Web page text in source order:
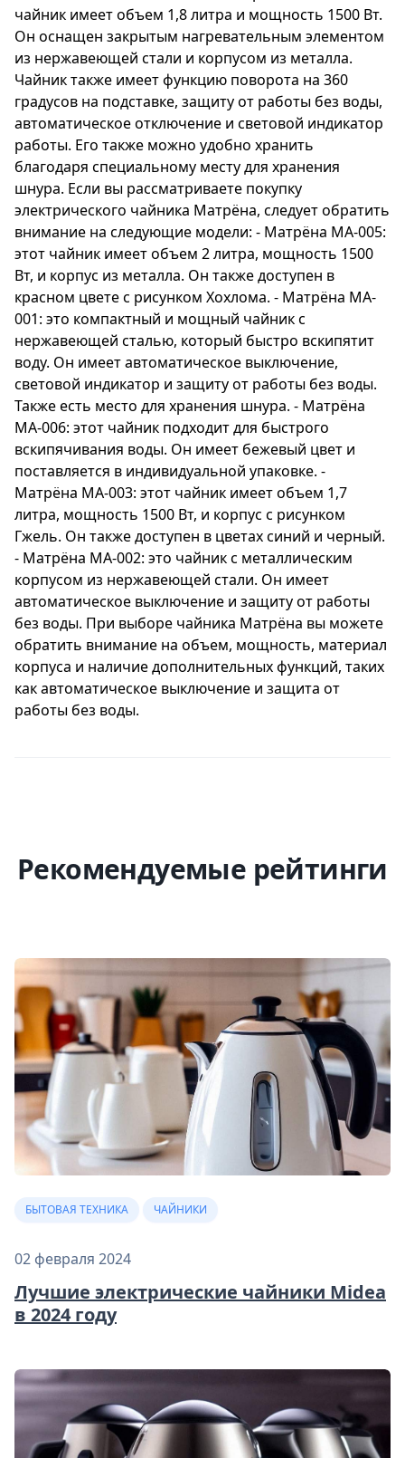
чайника составляет 1500 Вт.
Электрочайник Матрёна MA-120 (цветы) - это
надежное и удобное устройство, которое
поможет вам приготовить горячий напиток
быстро и безопасно. Благодаря своему
стильному дизайну с цветочным узором он
будет прекрасно смотреться на вашей кухне.
Независимо от того, нужна ли вам горячая
вода для чая, кофе или других напитков, этот
электрочайник справится с задачей легко и
быстро. Вы сможете наслаждаться своим
любимым напитком в любое время дня или
ночи, благодаря защите от работы без воды
и автоматическому выключателю.
Электрочайник Матрёна MA-120 (цветы) - ваш
идеальный помощник на кухне!
чайник имеет объем 1,8 литра и мощность 1500 Вт.
Он оснащен закрытым нагревательным элементом
из нержавеющей стали и корпусом из металла.
Чайник также имеет функцию поворота на 360
градусов на подставке, защиту от работы без воды,
автоматическое отключение и световой индикатор
работы. Его также можно удобно хранить
благодаря специальному месту для хранения
шнура. Если вы рассматриваете покупку
электрического чайника Матрёна, следует обратить
внимание на следующие модели: - Матрёна MA-005:
этот чайник имеет объем 2 литра, мощность 1500
Вт, и корпус из металла. Он также доступен в
красном цвете с рисунком Хохлома. - Матрёна MA-
001: это компактный и мощный чайник с
нержавеющей сталью, который быстро вскипятит
воду. Он имеет автоматическое выключение,
световой индикатор и защиту от работы без воды.
Также есть место для хранения шнура. - Матрёна
MA-006: этот чайник подходит для быстрого
вскипячивания воды. Он имеет бежевый цвет и
поставляется в индивидуальной упаковке. -
Матрёна MA-003: этот чайник имеет объем 1,7
литра, мощность 1500 Вт, и корпус с рисунком
Гжель. Он также доступен в цветах синий и черный.
- Матрёна MA-002: это чайник с металлическим
корпусом из нержавеющей стали. Он имеет
автоматическое выключение и защиту от работы
без воды. При выборе чайника Матрёна вы можете
обратить внимание на объем, мощность, материал
корпуса и наличие дополнительных функций, таких
как автоматическое выключение и защита от
работы без воды.
Рекомендуемые рейтинги
БЫТОВАЯ ТЕХНИКА ЧАЙНИКИ
02 февраля 2024
Лучшие электрические чайники Midea
в 2024 году